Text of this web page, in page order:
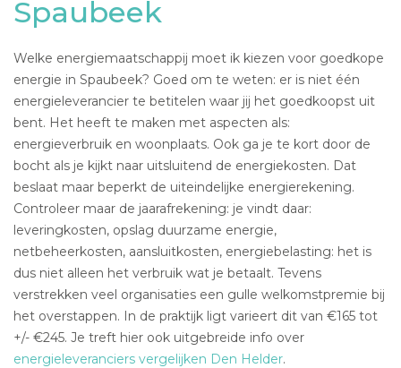
Spaubeek
Welke energiemaatschappij moet ik kiezen voor goedkope
energie in Spaubeek? Goed om te weten: er is niet één
energieleverancier te betitelen waar jij het goedkoopst uit
bent. Het heeft te maken met aspecten als:
energieverbruik en woonplaats. Ook ga je te kort door de
bocht als je kijkt naar uitsluitend de energiekosten. Dat
beslaat maar beperkt de uiteindelijke energierekening.
Controleer maar de jaarafrekening: je vindt daar:
leveringkosten, opslag duurzame energie,
netbeheerkosten, aansluitkosten, energiebelasting: het is
dus niet alleen het verbruik wat je betaalt. Tevens
verstrekken veel organisaties een gulle welkomstpremie bij
het overstappen. In de praktijk ligt varieert dit van €165 tot
+/- €245. Je treft hier ook uitgebreide info over
energieleveranciers vergelijken Den Helder.